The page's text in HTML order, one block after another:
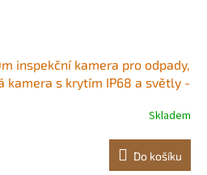
inspekční kamera pro odpady,
kamera s krytím IP68 a světly -
potrubí Nastavitelný jas
barevný displej<br/
Skladem
Do košíku